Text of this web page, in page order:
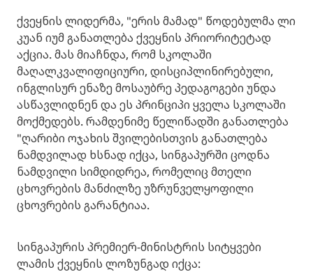
ქვეყნის ლიდერმა, "ერის მამად" წოდებულმა ლი
კუან იუმ განათლება ქვეყნის პრიორიტეტად
აქცია. მას მიაჩნდა, რომ სკოლაში
მაღალკვალიფიციური, დისციპლინირებული,
ინგლისურ ენაზე მოსაუბრე პედაგოგები უნდა
ასწავლიდნენ და ეს პრინციპი ყველა სკოლაში
მოქმედებს. რამდენიმე წელიწადში განათლება
"ღარიბი ოჯახის შვილებისთვის განათლება
ნამდვილად ხსნად იქცა, სინგაპურში ცოდნა
ნამდვილი სიმდიდრეა, რომელიც მთელი
ცხოვრების მანძილზე უზრუნველყოფილი
ცხოვრების გარანტიაა.
სინგაპურის პრემიერ-მინისტრის სიტყვები
ლამის ქვეყნის ლოზუნგად იქცა: